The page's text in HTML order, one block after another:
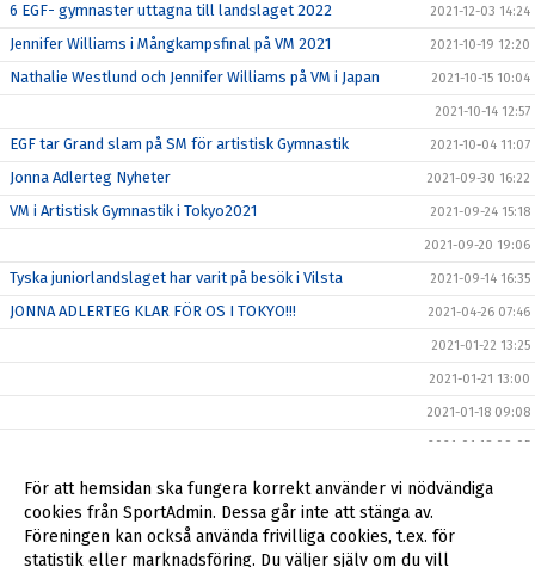
6 EGF- gymnaster uttagna till landslaget 2022 2021-12-03 14:24
Jennifer Williams i Mångkampsfinal på VM 2021 2021-10-19 12:20
Nathalie Westlund och Jennifer Williams på VM i Japan 2021-10-15 10:04
2021-10-14 12:57
EGF tar Grand slam på SM för artistisk Gymnastik 2021-10-04 11:07
Jonna Adlerteg Nyheter 2021-09-30 16:22
VM i Artistisk Gymnastik i Tokyo2021 2021-09-24 15:18
2021-09-20 19:06
Tyska juniorlandslaget har varit på besök i Vilsta 2021-09-14 16:35
JONNA ADLERTEG KLAR FÖR OS I TOKYO!!! 2021-04-26 07:46
2021-01-22 13:25
2021-01-21 13:00
2021-01-18 09:08
2021-01-18 09:05
2021-01-14 10:19
2020-07-24 09:45
2019-10-06 13:13
För att hemsidan ska fungera korrekt använder vi nödvändiga
cookies från SportAdmin. Dessa går inte att stänga av.
Föreningen kan också använda frivilliga cookies, t.ex. för
statistik eller marknadsföring. Du väljer själv om du vill